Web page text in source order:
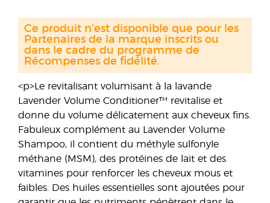
<p>Le revitalisant volumisant à la lavande
Lavender Volume Conditioner™ revitalise et
donne du volume délicatement aux cheveux fins.
Fabuleux complément au Lavender Volume
Shampoo, il contient du méthyle sulfonyle
méthane (MSM), des protéines de lait et des
vitamines pour renforcer les cheveux mous et
faibles. Des huiles essentielles sont ajoutées pour
Ce produit n'est disponible que pour les
Partenaires de la marque inscrits ou
dans le cadre du programme de
Récompenses de fidélité.